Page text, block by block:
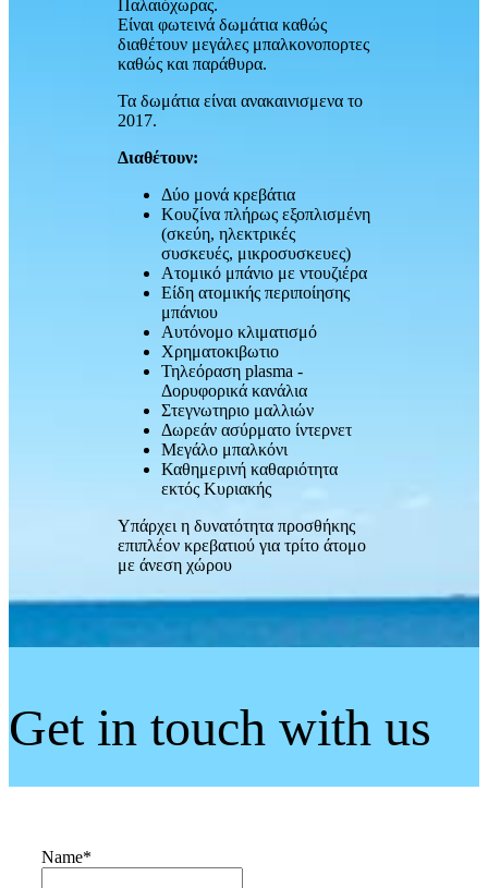
Παλαιόχωρας.
Είναι φωτεινά δωμάτια καθώς
διαθέτουν μεγάλες μπαλκονοπορτες
καθώς και παράθυρα.
Τα δωμάτια είναι ανακαινισμενα το
2017.
Διαθέτουν:
Δύο μονά κρεβάτια
Κουζίνα πλήρως εξοπλισμένη
(σκεύη, ηλεκτρικές
συσκευές, μικροσυσκευες)
Ατομικό μπάνιο με ντουζιέρα
Είδη ατομικής περιποίησης
μπάνιου
Αυτόνομο κλιματισμό
Χρηματοκιβωτιο
Τηλεόραση plasma -
Δορυφορικά κανάλια
Στεγνωτηριο μαλλιών
Δωρεάν ασύρματο ίντερνετ
Μεγάλο μπαλκόνι
Καθημερινή καθαριότητα
εκτός Κυριακής
Υπάρχει η δυνατότητα προσθήκης
επιπλέον κρεβατιού για τρίτο άτομο
με άνεση χώρου
Get in touch with us
Name*